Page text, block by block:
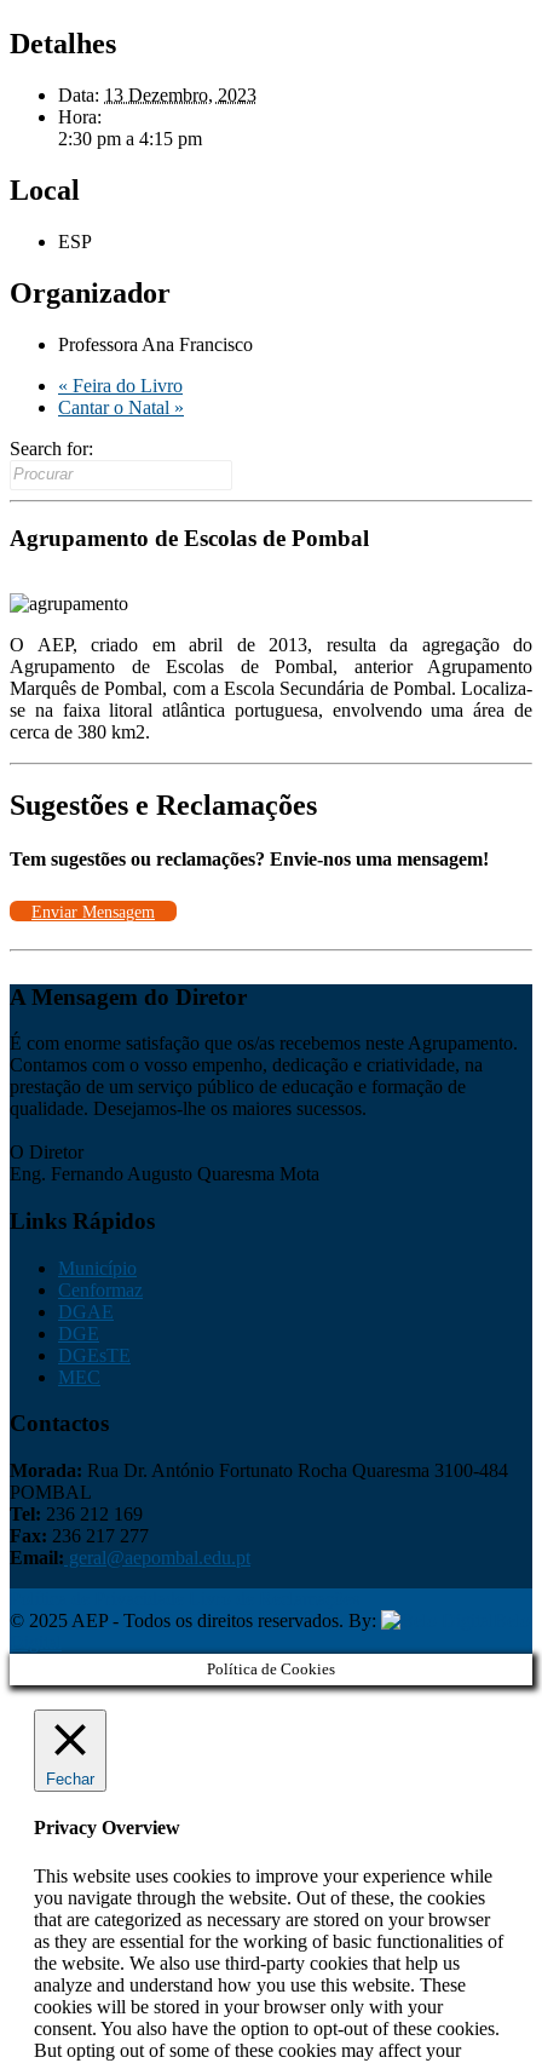
Detalhes
Data: 13 Dezembro, 2023
Hora:
2:30 pm a 4:15 pm
Local
ESP
Organizador
Professora Ana Francisco
« Feira do Livro
Cantar o Natal »
Search for:
Agrupamento de Escolas de Pombal
O AEP, criado em abril de 2013, resulta da agregação do
Agrupamento de Escolas de Pombal, anterior Agrupamento
Marquês de Pombal, com a Escola Secundária de Pombal. Localiza-
se na faixa litoral atlântica portuguesa, envolvendo uma área de
cerca de 380 km2.
Sugestões e Reclamações
Tem sugestões ou reclamações? Envie-nos uma mensagem!
Enviar Mensagem
A Mensagem do Diretor
É com enorme satisfação que os/as recebemos neste Agrupamento.
Contamos com o vosso empenho, dedicação e criatividade, na
prestação de um serviço público de educação e formação de
qualidade. Desejamos-lhe os maiores sucessos.
O Diretor
Eng. Fernando Augusto Quaresma Mota
Links Rápidos
Município
Cenformaz
DGAE
DGE
DGEsTE
MEC
Contactos
Morada: Rua Dr. António Fortunato Rocha Quaresma 3100-484
POMBAL
Tel: 236 212 169
Fax: 236 217 277
Email: geral@aepombal.edu.pt
© 2025 AEP - Todos os direitos reservados. By:
Política de Cookies
Fechar
Privacy Overview
This website uses cookies to improve your experience while
you navigate through the website. Out of these, the cookies
that are categorized as necessary are stored on your browser
as they are essential for the working of basic functionalities of
the website. We also use third-party cookies that help us
analyze and understand how you use this website. These
cookies will be stored in your browser only with your
consent. You also have the option to opt-out of these cookies.
But opting out of some of these cookies may affect your